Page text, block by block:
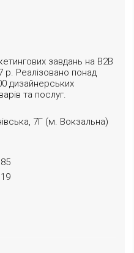
завдань на B2B
р. Реалізовано понад
дизайнерських
та послуг.
7Г (м. Вокзальна)